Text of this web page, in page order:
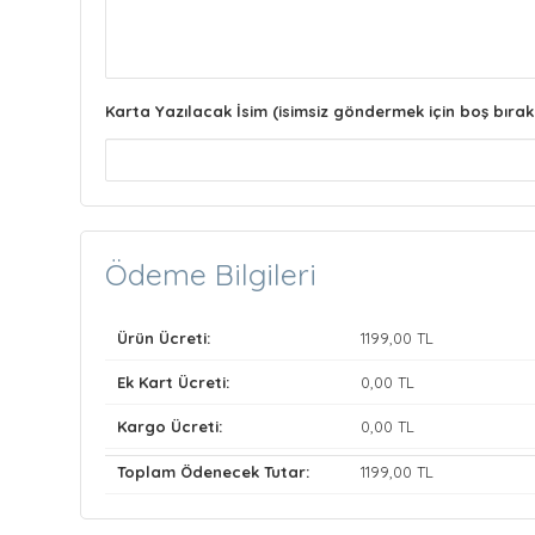
Karta Yazılacak İsim (isimsiz göndermek için boş
Ödeme Bilgileri
Ürün Ücreti: 1199 ,00 TL
Ek Kart Ücreti: 0 ,00 TL
Kargo Ücreti: 0 ,00 TL
Toplam Ödenecek Tutar: 1199 ,00 TL